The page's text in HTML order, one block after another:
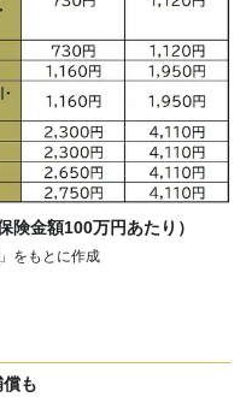
険金額100万円あたり）
」をもとに作成
も